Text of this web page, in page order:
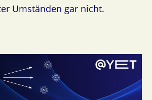
Umständen gar nicht.